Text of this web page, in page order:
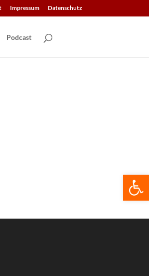
Impressum Datenschutz
Podcast